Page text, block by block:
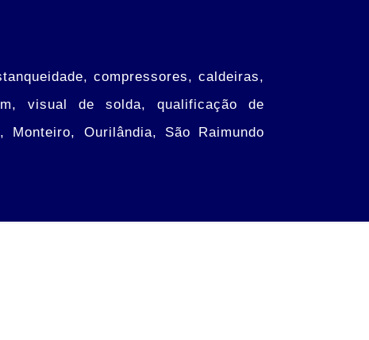
compressores, caldeiras,
visual de solda, qualificação de
Ourilândia, São Raimundo